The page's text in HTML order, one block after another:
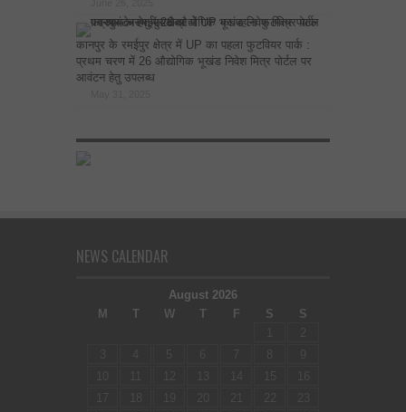
कानपुर के रमईपुर क्षेत्र में UP का पहला फुटवियर पार्क :
प्रथम चरण में 26 औद्योगिक भूखंड निवेश मित्र पोर्टल पर
आवंटन हेतु उपलब्ध
NEWS CALENDAR
August 2026
M
T W T F S
S
1
2
3
5 7 8
10
11 12 13 14 15
16
17
18 19 20 21 22
23